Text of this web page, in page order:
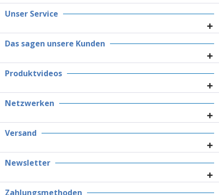
Unser Service
Das sagen unsere Kunden
Produktvideos
Netzwerken
Versand
Newsletter
Zahlungsmethoden